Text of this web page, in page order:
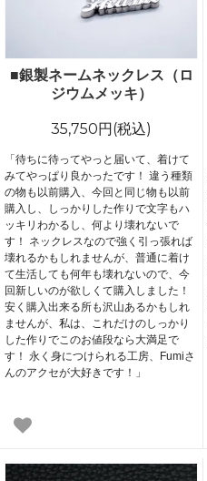
■銀製ネームネックレス（ロ
ジウムメッキ）
35,750円(税込)
「待ちに待ってやっと届いて、着けて
みてやっぱり良かったです！ 違う種類
の物も以前購入、今回と同じ物も以前
購入し、しっかりした作りで文字もハ
ッキリわかるし、何より壊れないで
す！ ネックレスなので強く引っ張れば
壊れるかもしれませんが、普通に着け
て生活しても何年も壊れないので、今
回新しいのが欲しくて購入しました！
安く購入出来る所も沢山あるかもしれ
ませんが、私は、これだけのしっかり
した作りでこのお値段なら大満足で
す！ 永く身につけられる工房、Fumiさ
んのアクセが大好きです！」